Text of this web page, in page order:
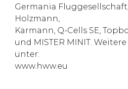
Germania
Holzmann,
Karmann, Q-Cells SE,
und MISTER MINIT.
unter:
www.hww.eu